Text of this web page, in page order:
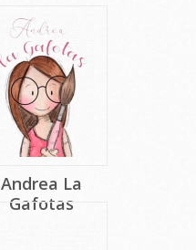
Andrea La
Gafotas